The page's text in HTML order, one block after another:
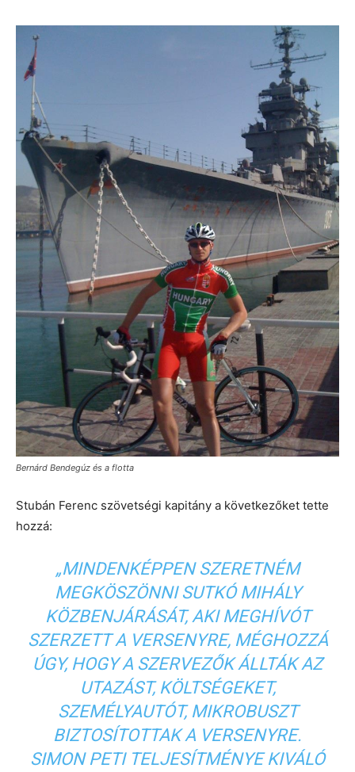
Bernárd Bendegúz és a flotta
Stubán Ferenc szövetségi kapitány a következőket tette
hozzá:
„MINDENKÉPPEN SZERETNÉM
MEGKÖSZÖNNI SUTKÓ MIHÁLY
KÖZBENJÁRÁSÁT, AKI MEGHÍVÓT
SZERZETT A VERSENYRE, MÉGHOZZÁ
ÚGY, HOGY A SZERVEZŐK ÁLLTÁK AZ
UTAZÁST, KÖLTSÉGEKET,
SZEMÉLYAUTÓT, MIKROBUSZT
BIZTOSÍTOTTAK A VERSENYRE.
SIMON PETI TELJESÍTMÉNYE KIVÁLÓ